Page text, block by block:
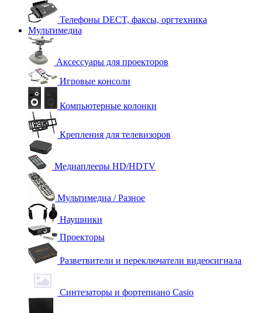
Телефоны DECT, факсы, оргтехника
Мультимедиа
Аксессуары для проекторов
Игровые консоли
Компьютерные колонки
Крепления для телевизоров
Медиаплееры HD/HDTV
Мультимедиа / Разное
Наушники
Проекторы
Разветвители и переключатели видеосигнала
Синтезаторы и фортепиано Casio